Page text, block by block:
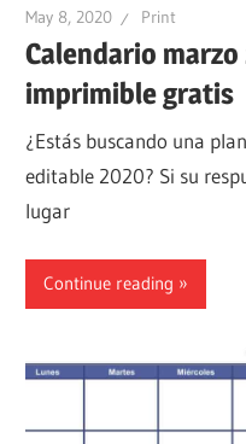
May 8, 2020 Print
Calendario
imprimible gratis
¿Estás buscando una
editable 2020? Si su
lugar
Continue reading